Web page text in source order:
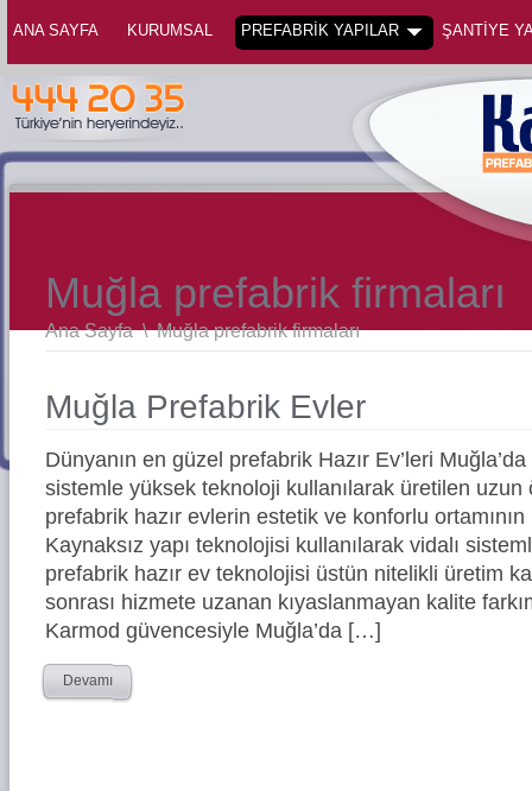
ANA SAYFA KURUMSAL PREFABRİK YAPILAR ŞANTİYE
Muğla prefabrik firmaları
Ana Sayfa \Muğla prefabrik firmaları
Muğla Prefabrik Evler
Dünyanın en güzel prefabrik Hazır Ev’leri
sistemle yüksek teknoloji kullanılarak üretilen
prefabrik hazır evlerin estetik ve konforlu ortamının
Kaynaksız yapı teknolojisi kullanılarak vidalı
prefabrik hazır ev teknolojisi üstün nitelikli üretim
sonrası hizmete uzanan kıyaslanmayan kalite
Karmod güvencesiyle Muğla’da […]
Devamı